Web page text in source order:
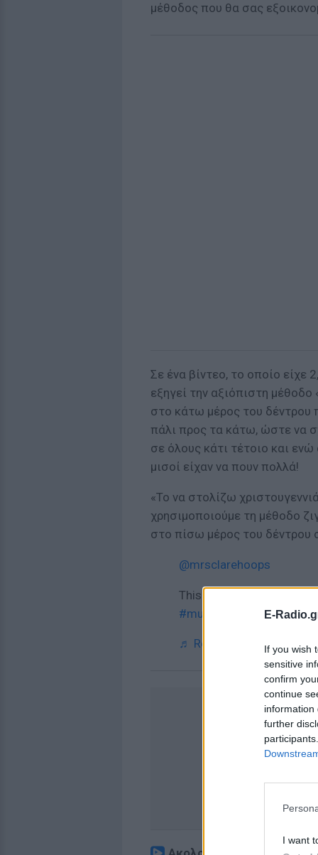
E-
If you wish
sensitive
confirm
continue
information
further
I want
μέθοδος που θα σας
Σε ένα βίντεο, το οποίο είχε
εξηγεί την αξιόπιστη
στο κάτω μέρος του δέντρου
πάλι προς τα κάτω, ώστε να
σε όλους κάτι τέτοιο και
μισοί είχαν να πουν πολλά!
«Το να στολίζω
χρησιμοποιούμε τη μέθοδο
στο πίσω μέρος του δέντρου
@mrsclarehoops
This method saved me so
#mumslifeinlockdown
♬ Rocking Around the